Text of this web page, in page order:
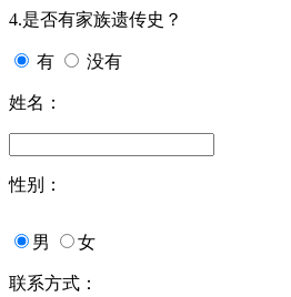
4.是否有家族遗传史？
有 没有
姓名：
性别：
男 女
联系方式：